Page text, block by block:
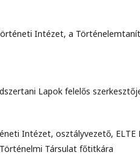
Intézet, a
Lapok felelős
Intézet, osztályvezető,
Társulat főtitkára